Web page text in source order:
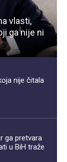
vlasti,
ga nije ni
nije čitala
ga pretvara
u BiH traže